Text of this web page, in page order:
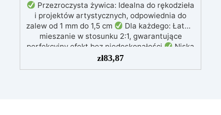
Przezroczysta żywica: Idealna do rękodzieła
i projektów artystycznych, odpowiednia do
zalew od 1 mm do 1,5 cm
Dla każdego: Łatwe
mieszanie w stosunku 2:1, gwarantujące
perfekcyjny efekt bez niedoskonałości
Niska
lepkość: Zapewnia odlewy bez pęcherzyków,
kompatybilna z drewnem, silikonem, szkłem,
zł83,87